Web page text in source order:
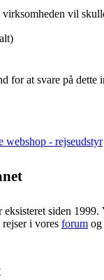
vil
for at svare på dette
eksisteret siden
i vores forum og